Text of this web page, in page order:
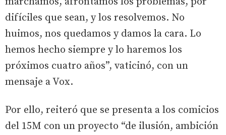
difíciles que sean, y los resolvemos. No
huimos, nos quedamos y damos la cara. Lo
hemos hecho siempre y lo haremos los
próximos cuatro años”, vaticinó, con un
mensaje a Vox.
Por ello, reiteró que se presenta a los comicios
del 15M con un proyecto “de ilusión, ambición